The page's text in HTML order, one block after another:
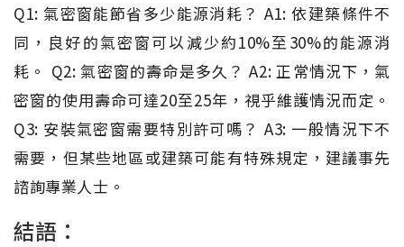
Q1: 氣密窗能節省多少能源消耗？ A1: 依建築條件不
同，良好的氣密窗可以減少約10%至30%的能源消
耗。 Q2: 氣密窗的壽命是多久？ A2: 正常情況下，氣
密窗的使用壽命可達20至25年，視乎維護情況而定。
Q3: 安裝氣密窗需要特別許可嗎？ A3: 一般情況下不
需要，但某些地區或建築可能有特殊規定，建議事先
諮詢專業人士。
結語：